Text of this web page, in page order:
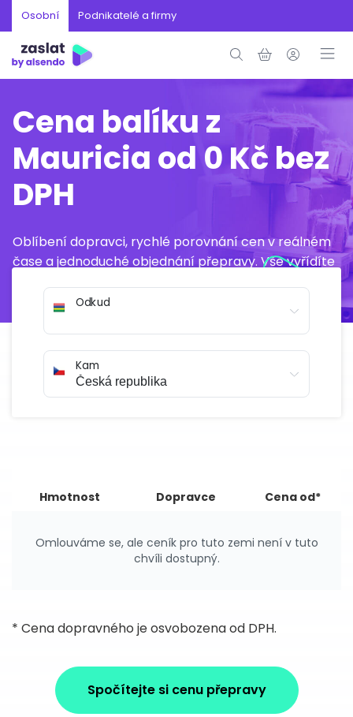
Osobní Podnikatelé a firmy
Cena balíku z
Mauricia od 0 Kč bez
DPH
Oblíbení dopravci, rychlé porovnání cen v reálném
čase a jednoduché objednání přepravy. Vše vyřídíte
Odkud
Kam
Hmotnost Dopravce Cena od*
Omlouváme se, ale ceník pro tuto zemi není v tuto
chvíli dostupný.
* Cena dopravného je osvobozena od DPH.
Spočítejte si cenu přepravy